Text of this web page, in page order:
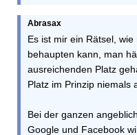
Abrasax
Es ist mir ein Rätsel,
behaupten kann, man
ausreichenden Platz
Platz im Prinzip niemals
Bei der ganzen
Google und Facebook